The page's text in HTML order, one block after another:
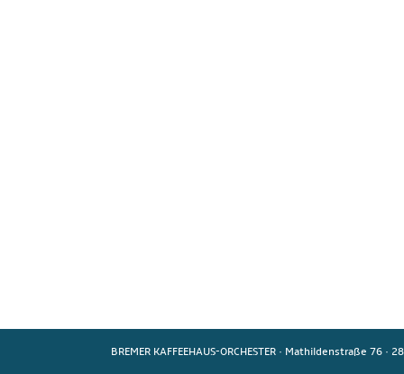
BREMER KAFFEEHAUS-ORCHESTER · Mathildenstraße 76 ·